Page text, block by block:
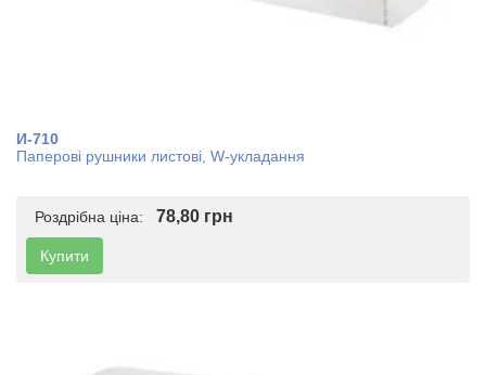
И-710
Паперові рушники листові, W-укладання
Роздрібна ціна: 78,80 грн
Купити